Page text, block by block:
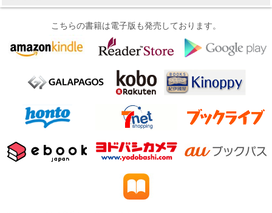
こちらの書籍は電子版も発売しております。